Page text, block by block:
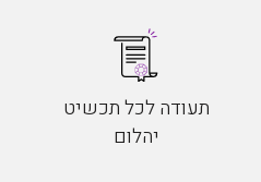
תעודה לכל תכשיט
יהלום